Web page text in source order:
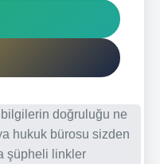
doğruluğu ne
hukuk bürosu sizden
şüpheli linkler